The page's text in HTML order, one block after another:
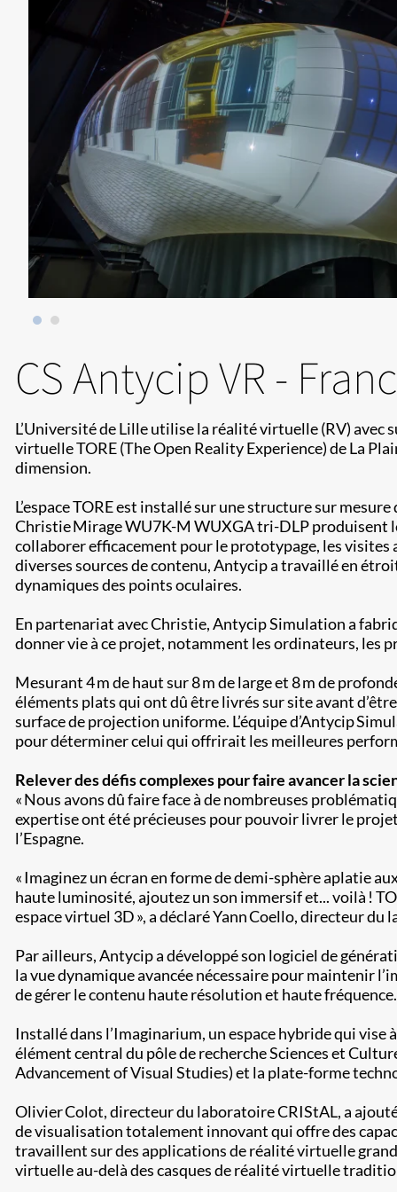
CS Antycip VR -
L’Université de Lille utilise la réalité virtuelle (RV) avec
virtuelle TORE (The Open Reality Experience) de La
dimension.
L’espace TORE est installé sur une structure sur
Christie Mirage WU7K-M WUXGA tri-DLP produisent
collaborer efficacement pour le prototypage, les
diverses sources de contenu, Antycip a travaillé en
dynamiques des points oculaires.
En partenariat avec Christie, Antycip Simulation a
donner vie à ce projet, notamment les ordinateurs, les
Mesurant 4 m de haut sur 8 m de large et 8 m de
éléments plats qui ont dû être livrés sur site avant
surface de projection uniforme. L’équipe d’Antycip
pour déterminer celui qui offrirait les meilleures
Relever des défis complexes pour faire avancer la
« Nous avons dû faire face à de nombreuses
expertise ont été précieuses pour pouvoir livrer le
l’Espagne.
« Imaginez un écran en forme de demi-sphère aplatie
haute luminosité, ajoutez un son immersif et... voilà !
espace virtuel 3D », a déclaré Yann Coello, directeur
Par ailleurs, Antycip a développé son logiciel de
la vue dynamique avancée nécessaire pour maintenir
de gérer le contenu haute résolution et haute
Installé dans l’Imaginarium, un espace hybride qui
élément central du pôle de recherche Sciences et
Advancement of Visual Studies) et la plate-forme
Olivier Colot, directeur du laboratoire CRIStAL, a
de visualisation totalement innovant qui offre des
travaillent sur des applications de réalité virtuelle
virtuelle au-delà des casques de réalité virtuelle